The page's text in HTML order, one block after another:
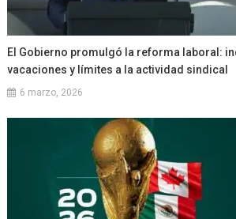
El Gobierno promulgó la reforma laboral:
vacaciones y límites a la actividad sindical
6 marzo, 2026